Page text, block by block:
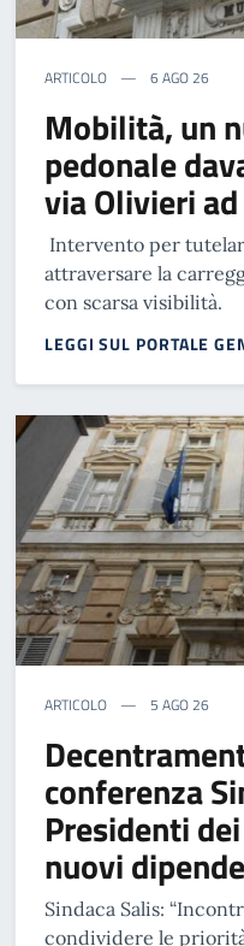
ARTICOLO 6 AGO 26
Mobilità, un
pedonale
via Olivieri
Intervento per
attraversare la
con scarsa visibilità.
LEGGI SUL PORTALE
ARTICOLO 5 AGO 26
conferenza
Presidenti
nuovi
Sindaca Salis:
condividere le